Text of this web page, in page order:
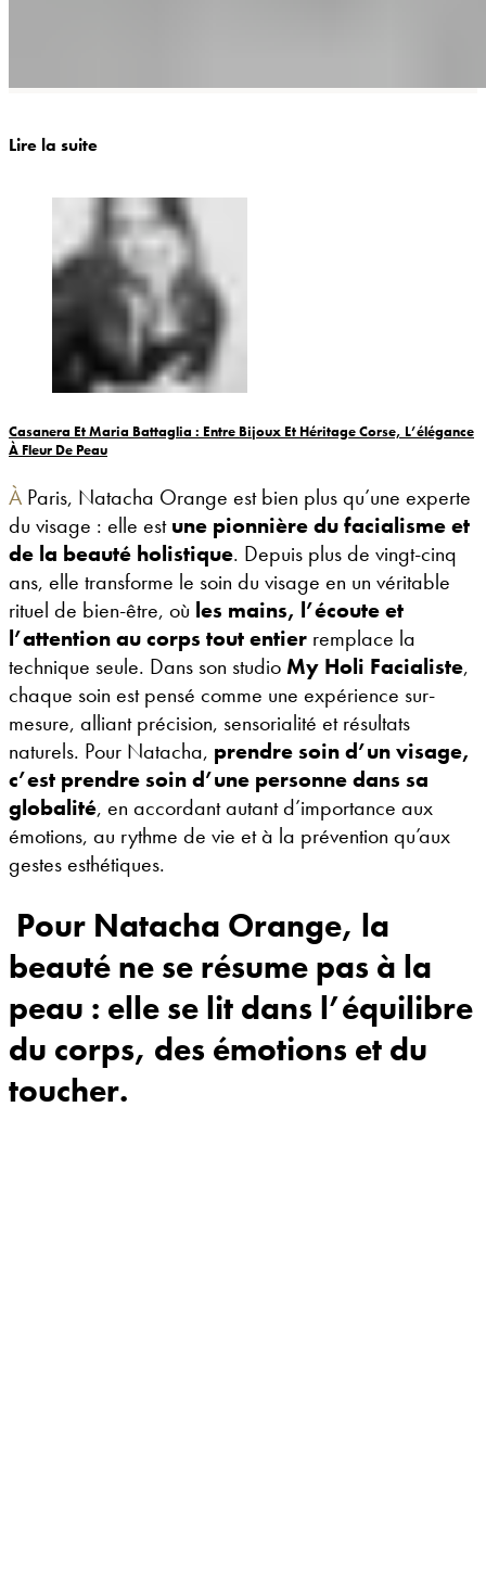
Lire la suite
Casanera Et Maria Battaglia : Entre Bijoux Et Héritage Corse, L’élégance
À Fleur De Peau
À Paris, Natacha Orange est bien plus qu’une experte
du visage : elle estune pionnière du facialisme et
de la beauté holistique. Depuis plus de vingt-cinq
ans, elle transforme le soin du visage en un véritable
rituel de bien-être, où les mains, l’écoute et
l’attention au corps tout entier remplace la
technique seule. Dans son studio My Holi Facialiste,
chaque soin est pensé comme une expérience sur-
mesure, alliant précision, sensorialité et résultats
naturels. Pour Natacha, prendre soin d’un visage,
c’est prendre soin d’une personne dans sa
globalité, en accordant autant d’importance aux
émotions, au rythme de vie et à la prévention qu’aux
gestes esthétiques.
Pour Natacha Orange, la
beauté ne se résume pas à la
peau : elle se lit dans l’équilibre
du corps, des émotions et du
toucher.